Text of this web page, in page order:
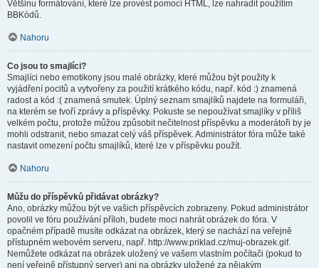
Většinu formátování, které lze provést pomocí HTML, lze nahradit použitím
BBKódů.
Nahoru
Co jsou to smajlíci?
Smajlíci nebo emotikony jsou malé obrázky, které můžou být použity k
vyjádření pocitů a vytvořeny za použití krátkého kódu, např. kód :) znamená
radost a kód :( znamená smutek. Úplný seznam smajlíků najdete na formuláři,
na kterém se tvoří zprávy a příspěvky. Pokuste se nepoužívat smajlíky v příliš
velkém počtu, protože můžou způsobit nečitelnost příspěvku a moderátoři by je
mohli odstranit, nebo smazat celý váš příspěvek. Administrátor fóra může také
nastavit omezení počtu smajlíků, které lze v příspěvku použít.
Nahoru
Můžu do příspěvků přidávat obrázky?
Ano, obrázky můžou být ve vašich příspěvcích zobrazeny. Pokud administrátor
povolil ve fóru používání příloh, budete moci nahrát obrázek do fóra. V
opačném případě musíte odkázat na obrázek, který se nachází na veřejně
přístupném webovém serveru, např. http://www.priklad.cz/muj-obrazek.gif.
Nemůžete odkázat na obrázek uložený ve vašem vlastním počítači (pokud to
není veřejně přístupný server) ani na obrázky uložené za nějakým